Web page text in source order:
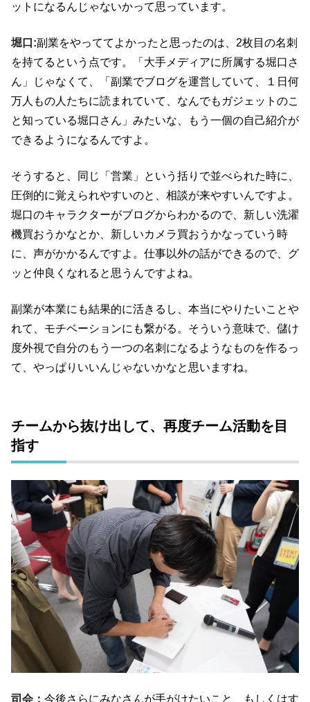
ットになるんじゃないかって思っています。
堀口:副業をやっててよかったと思ったのは、 2枚目の名刺
を持てるという点です。「大手メディアに所属する堀口さ
ん」じゃなくて、「副業でブログを運営していて、１日何
万人もの人たちに読まれていて、なんでもガジェットのこ
と知っている堀口さん」みたいな、もう一個の自己紹介が
できるようになるんですよ。
そうすると、同じ「営業」という括りで並べられた時に、
圧倒的に覚えられやすいのと、相談が来やすいんですよ。
堀口のキャラクターがブログからわかるので、新しい洗濯
機買おうかなとか、新しいカメラ買おうかなっていう時
に、声がかかるんですよ。仕事以外の話ができるので、グ
ッと仲良くなれると思うんですよね。
副業が本業にも結果的に活きるし、本当にやりたいことや
れて、モチベーションにも繋がる。そういう意味で、儲け
度外視で自分のもう一つの名刺になるようなものを作るっ
て、やっぱりいいんじゃないかなと思いますね。
チームから抜け出して、再度チーム活動を目
指す
司会： 今後さらにみなさんが手がけたいこと、もしくはす